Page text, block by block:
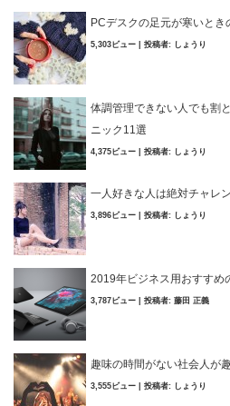
PCデスクの足元が寒いと
5,303ビュー 投稿者: しょうり
体調管理できない人でも割
ニック11選
4,375ビュー 投稿者: しょうり
一人好きな人は絶対チャレ
3,896ビュー 投稿者: しょうり
2019年ビジネス用おすすめ
3,787ビュー 投稿者: 藤田 正義
趣味の時間がない社会人が
3,555ビュー 投稿者: しょうり